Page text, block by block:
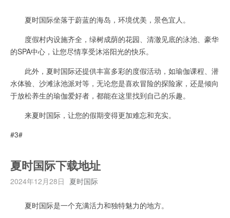
夏时国际坐落于蔚蓝的海岛，环境优美，景色宜人。
度假村内设施齐全，绿树成荫的花园、清澈见底的泳池、豪华
的SPA中心，让您尽情享受沐浴阳光的快乐。
此外，夏时国际还提供丰富多彩的度假活动，如瑜伽课程、潜
水体验、沙滩泳池派对等，无论您是喜欢冒险的探险家，还是倾向
于放松养生的瑜伽爱好者，都能在这里找到自己的乐趣。
来夏时国际，让您的假期变得更加难忘和充实。
#3#
夏时国际下载地址
2024年12月28日 夏时国际
夏时国际是一个充满活力和独特魅力的地方。